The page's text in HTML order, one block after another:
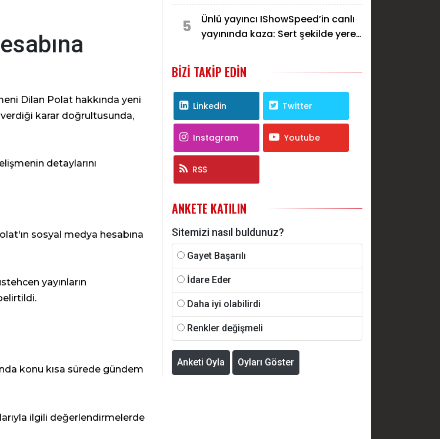
Dilan Polat hakkında yeni
verdiği karar doğrultusunda,
detaylarını
sosyal medya hesabına
yayınların
konu kısa sürede gündem
ilgili değerlendirmelerde
5
Ünlü yayıncı IShowSpeed’in canlı
yayınında kaza: Sert şekilde yere
BIZI TAKIP EDIN
Linkedin Twitter
Instagram Youtube
RSS
ANKETE KATILIN
Sitemizi nasıl buldunuz?
Gayet Başarılı
İdare Eder
Daha iyi olabilirdi
Renkler değişmeli
Anketi Oyla Oyları Göster